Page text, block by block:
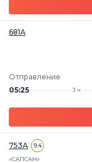
681А
Отправление
05:25
3 ч
753А 9.4
«САПСАН»